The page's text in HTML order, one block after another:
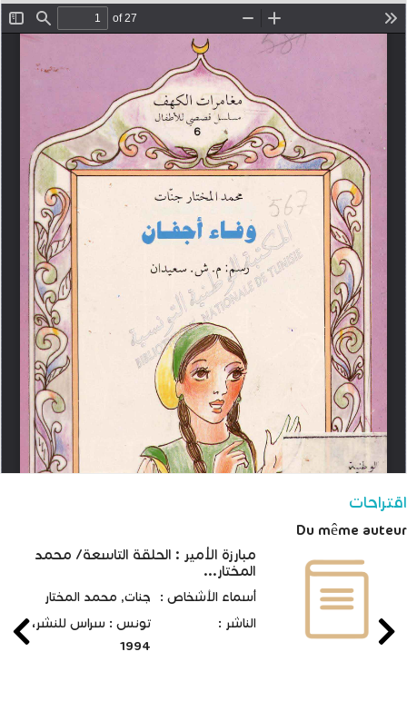
اقتراحات
Du même auteur
مبارزة الأمير : الحلقة التاسعة/ محمد
المختار...
أسماء الأشخاص :
جنات, محمد المختار
الناشر :
تونس : سراس للنشر،
1994